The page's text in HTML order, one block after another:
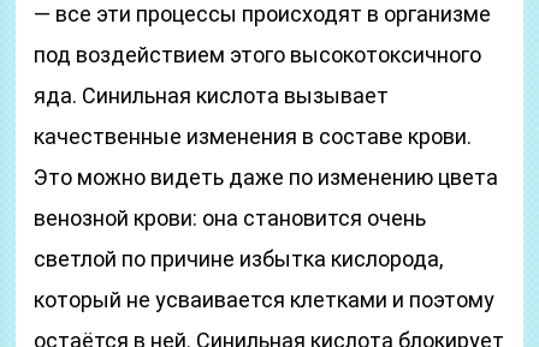
— все эти процессы происходят в организме
под воздействием этого высокотоксичного
яда. Синильная кислота вызывает
качественные изменения в составе крови.
Это можно видеть даже по изменению цвета
венозной крови: она становится очень
светлой по причине избытка кислорода,
который не усваивается клетками и поэтому
остаётся в ней. Синильная кислота блокирует